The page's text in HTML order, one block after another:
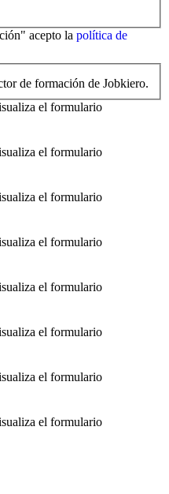
acepto la política de
de formación de Jobkiero.
el formulario
el formulario
el formulario
el formulario
el formulario
el formulario
el formulario
el formulario